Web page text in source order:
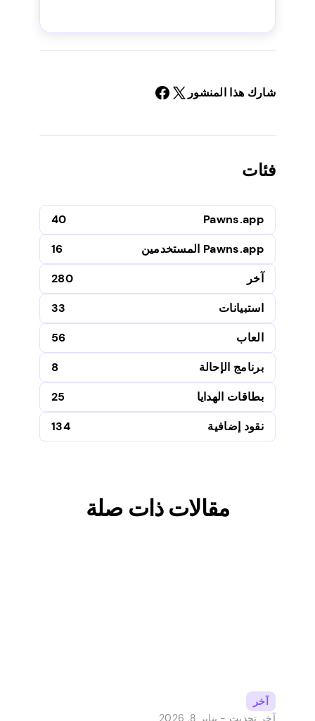
شارك هذا المنشور
فئات
Pawns.app
40
Pawns.app المستخدمين
16
آخر
280
استبيانات
33
العاب
56
برنامج الإحالة
8
بطاقات الهدايا
25
نقود إضافية
134
مقالات ذات صلة
آخر
آخر تحديث - يناير 8, 2026